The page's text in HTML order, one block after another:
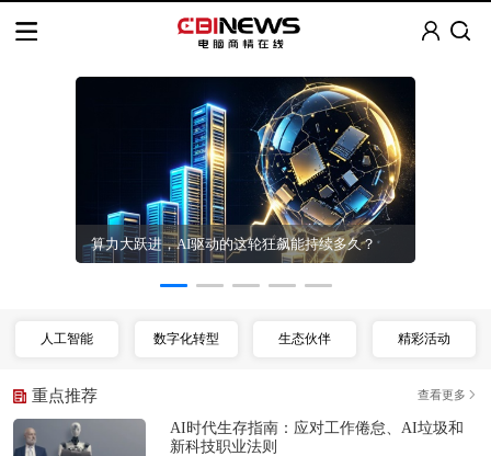
算力大跃进，AI驱动的这轮狂飙能持续多久？
人工智能 数字化转型 生态伙伴 精彩活动
重点推荐 查看更多
AI时代生存指南：应对工作倦怠、AI垃圾和
新科技职业法则